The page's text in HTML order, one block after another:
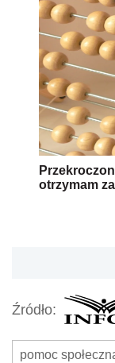
otrzymam
Źródło:
pomoc